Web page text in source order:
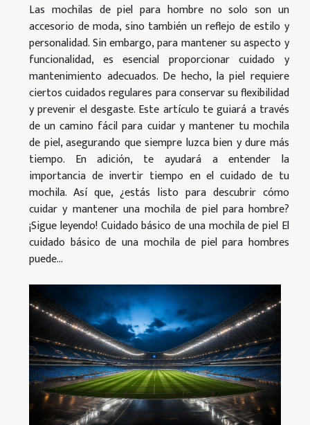
Las mochilas de piel para hombre no solo son un
accesorio de moda, sino también un reflejo de estilo y
personalidad. Sin embargo, para mantener su aspecto y
funcionalidad, es esencial proporcionar cuidado y
mantenimiento adecuados. De hecho, la piel requiere
ciertos cuidados regulares para conservar su flexibilidad
y prevenir el desgaste. Este artículo te guiará a través
de un camino fácil para cuidar y mantener tu mochila
de piel, asegurando que siempre luzca bien y dure más
tiempo. En adición, te ayudará a entender la
importancia de invertir tiempo en el cuidado de tu
mochila. Así que, ¿estás listo para descubrir cómo
cuidar y mantener una mochila de piel para hombre?
¡Sigue leyendo! Cuidado básico de una mochila de piel El
cuidado básico de una mochila de piel para hombres
puede...